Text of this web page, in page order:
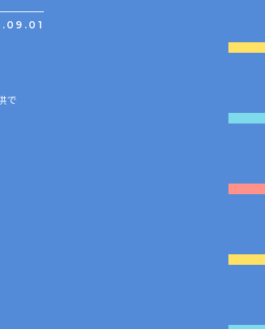
で